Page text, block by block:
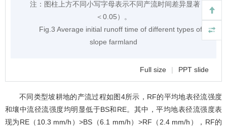
注： 图柱上方不同小写字母表示不同产流时间差异显著（
＜0.05）。
Fig.3 Average initial runoff time of different types of
slope farmland
Full size | PPT slide
不同类型坡耕地的产流过程如图4所示，RF的平均地表径流强度
和壤中流径流强度均明显低于BS和RE。其中，平均地表径流强度表
现为RE（10.3 mm/h）>BS（6.1 mm/h）>RF（2.4 mm/h），RF的